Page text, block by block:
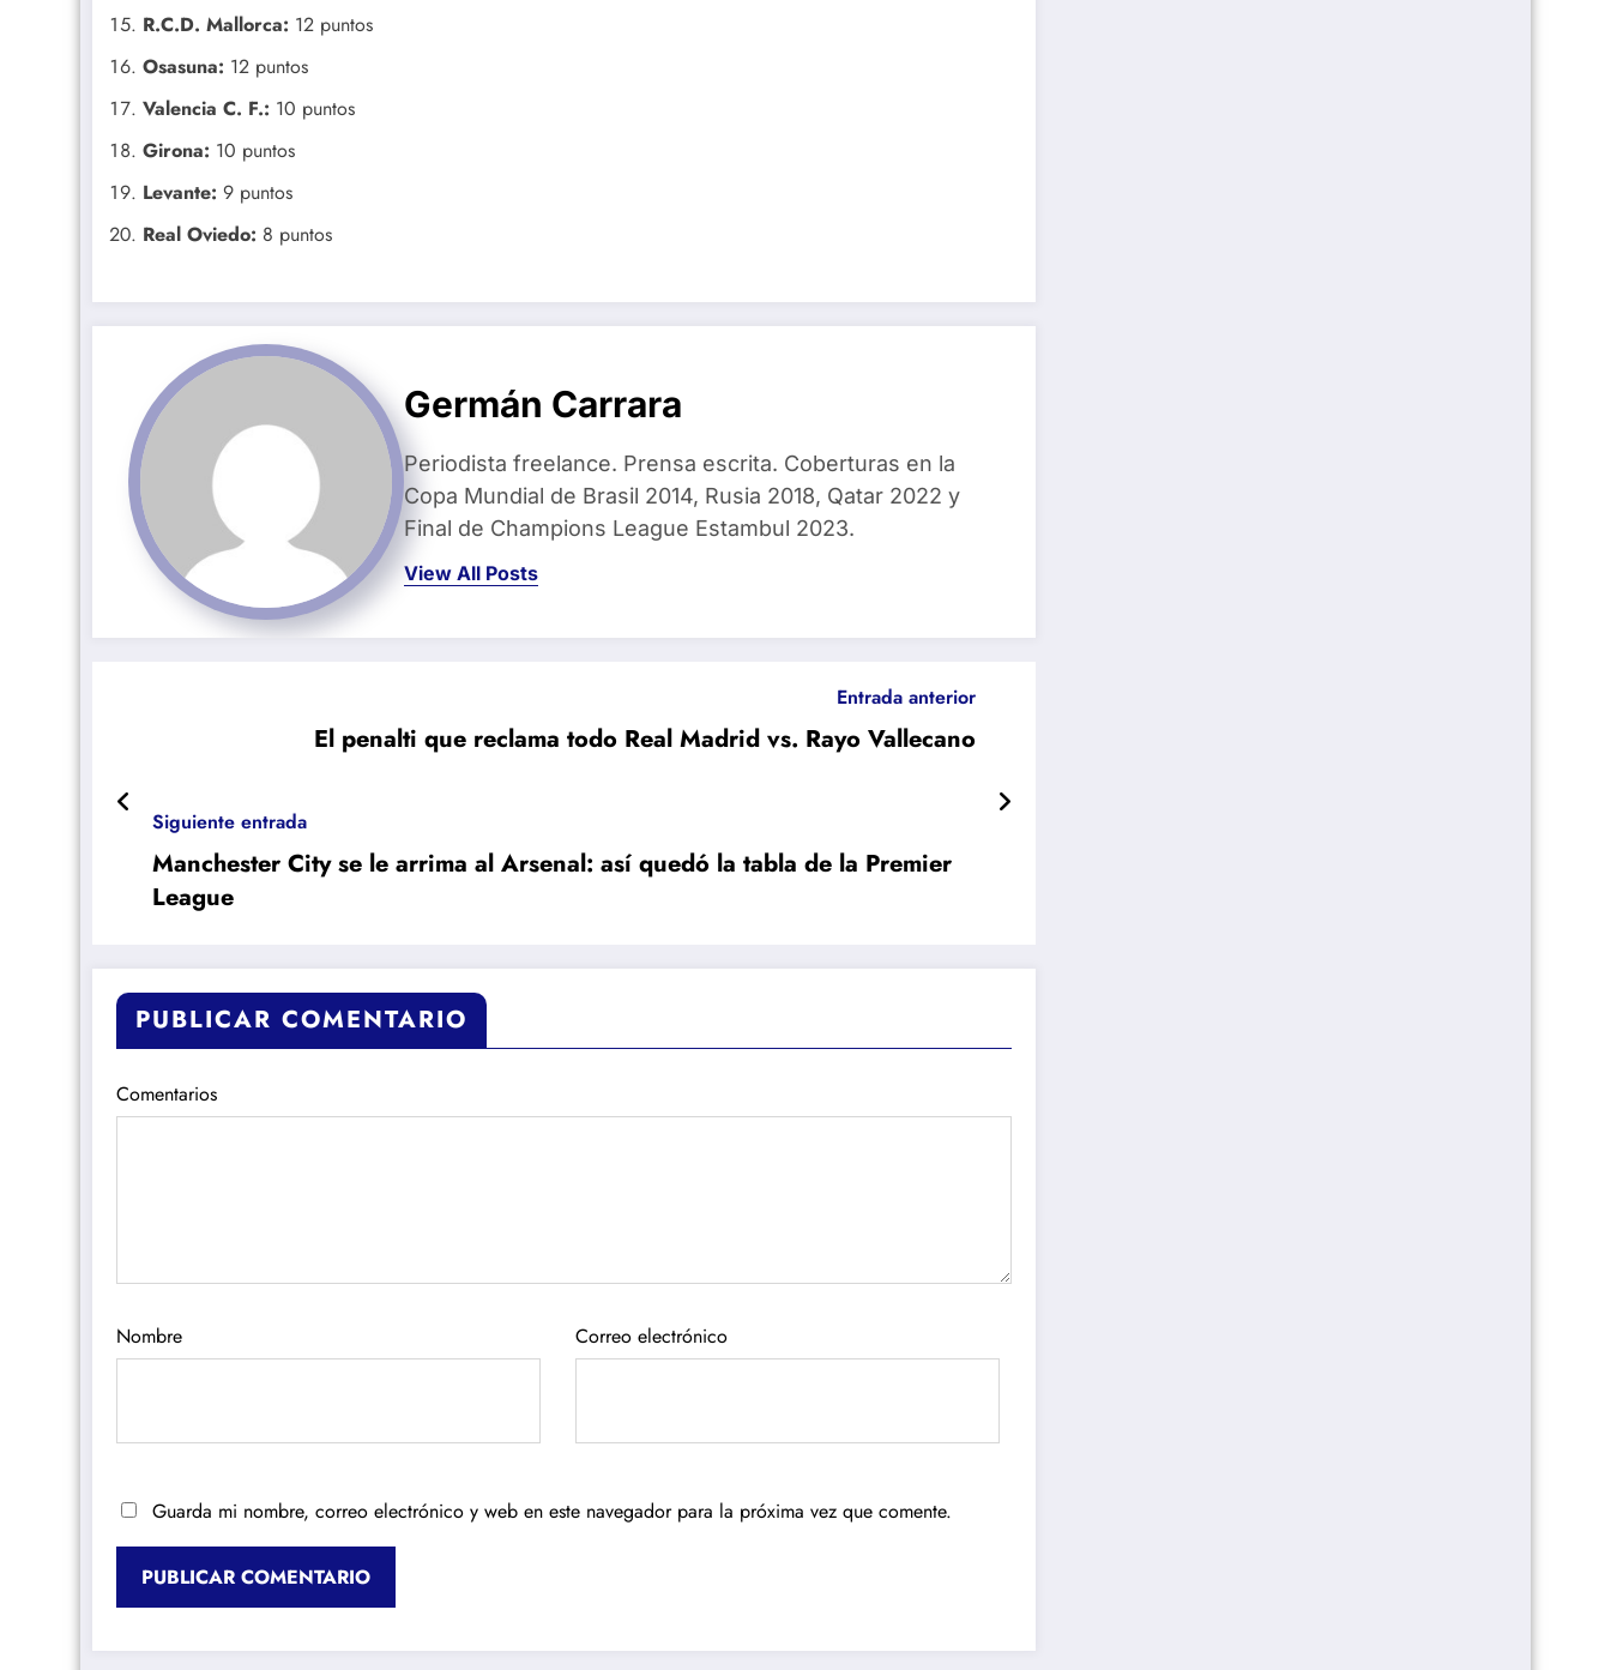
R.C.D. Mallorca: 12 puntos
Osasuna: 12 puntos
Valencia C. F.: 10 puntos
Girona: 10 puntos
Levante: 9 puntos
Real Oviedo: 8 puntos
Germán Carrara
Periodista freelance. Prensa escrita. Coberturas en la
Copa Mundial de Brasil 2014, Rusia 2018, Qatar 2022 y
Final de Champions League Estambul 2023.
View All Posts
Entrada anterior
El penalti que reclama todo Real Madrid vs. Rayo Vallecano
Siguiente entrada
Manchester City se le arrima al Arsenal: así quedó la tabla de la Premier
League
PUBLICAR COMENTARIO
Comentarios
Nombre Correo electrónico
Guarda mi nombre, correo electrónico y web en este navegador para la próxima vez que comente.